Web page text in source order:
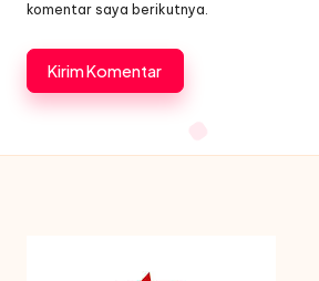
komentar saya berikutnya.